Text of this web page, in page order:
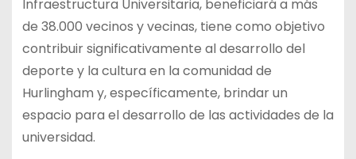
Infraestructura Universitaria, beneficiará a más
de 38.000 vecinos y vecinas, tiene como objetivo
contribuir significativamente al desarrollo del
deporte y la cultura en la comunidad de
Hurlingham y, específicamente, brindar un
espacio para el desarrollo de las actividades de la
universidad.